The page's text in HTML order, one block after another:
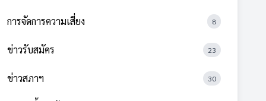
การจัดการความเสี่ยง 8
ข่าวรับสมัคร 23
ข่าวสภาฯ 30